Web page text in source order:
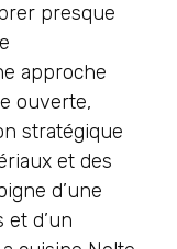
presque
approche
ouverte,
stratégique
et des
d’une
d’un